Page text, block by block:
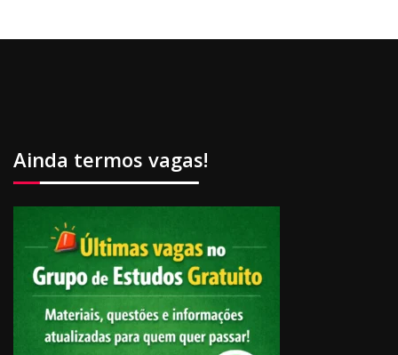
Ainda termos vagas!